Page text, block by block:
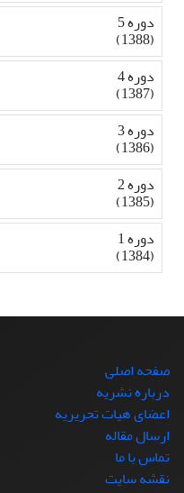
دوره 5
(1388)
دوره 4
(1387)
دوره 3
(1386)
دوره 2
(1385)
دوره 1
(1384)
صفحه اصلی
درباره نشریه
اعضای هیات تحریریه
ارسال مقاله
تماس با ما
نقشه سایت